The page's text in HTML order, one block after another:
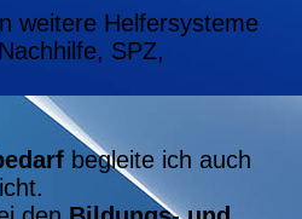
weitere Helfersysteme
SPZ,
begleite ich auch